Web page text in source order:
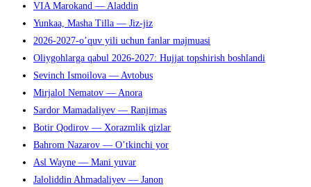
VIA Marokand — Aladdin
Yunkaa, Masha Tilla — Jiz-jiz
2026-2027-o’quv yili uchun fanlar majmuasi
Oliygohlarga qabul 2026-2027: Hujjat topshirish boshlandi
Sevinch Ismoilova — Avtobus
Mirjalol Nematov — Anora
Sardor Mamadaliyev — Ranjimas
Botir Qodirov — Xorazmlik qizlar
Bahrom Nazarov — O’tkinchi yor
Asl Wayne — Mani yuvar
Jaloliddin Ahmadaliyev — Janon